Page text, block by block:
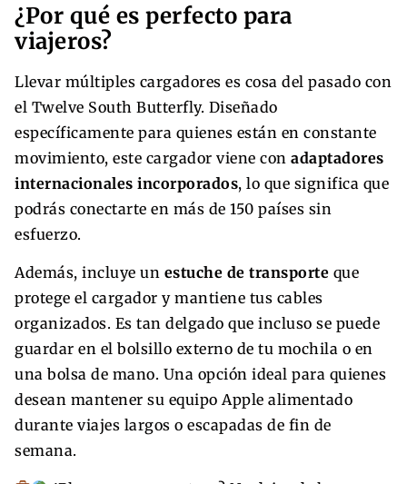
¿Por qué es perfecto para
viajeros?
Llevar múltiples cargadores es cosa del pasado con
el Twelve South Butterfly. Diseñado
específicamente para quienes están en constante
movimiento, este cargador viene con adaptadores
internacionales incorporados, lo que significa que
podrás conectarte en más de 150 países sin
esfuerzo.
Además, incluye un estuche de transporte que
protege el cargador y mantiene tus cables
organizados. Es tan delgado que incluso se puede
guardar en el bolsillo externo de tu mochila o en
una bolsa de mano. Una opción ideal para quienes
desean mantener su equipo Apple alimentado
durante viajes largos o escapadas de fin de
semana.